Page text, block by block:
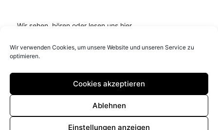
Wir verwenden Cookies, um unsere Website und unseren Service zu
optimieren.
Cookies akzeptieren
Ablehnen
Einstellungen anzeigen
Wir sehen, hören oder lesen uns hier...